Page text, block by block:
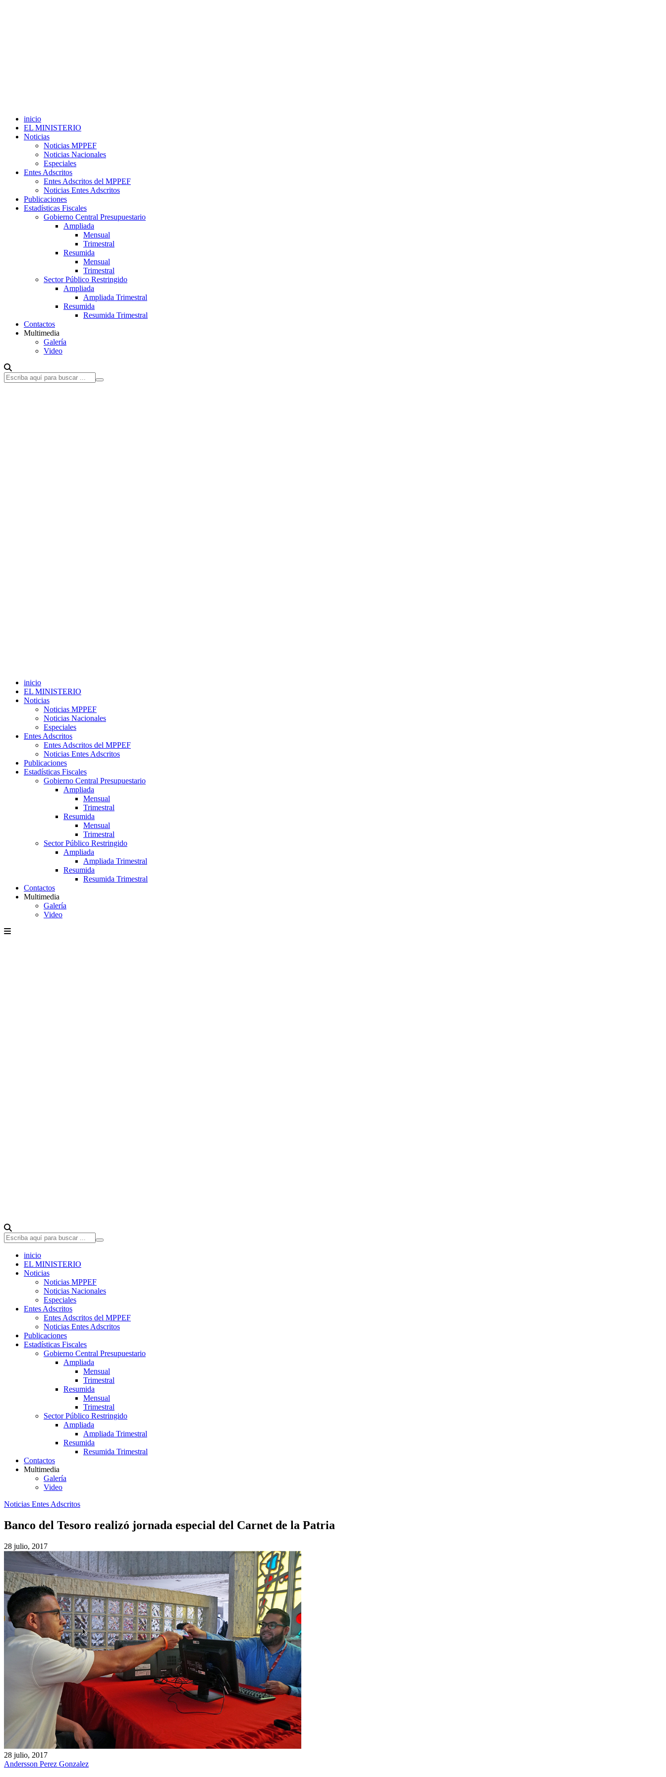
inicio
EL MINISTERIO
Noticias
Noticias MPPEF
Noticias Nacionales
Especiales
Entes Adscritos
Entes Adscritos del MPPEF
Noticias Entes Adscritos
Publicaciones
Estadísticas Fiscales
Gobierno Central Presupuestario
Ampliada
Mensual
Trimestral
Resumida
Mensual
Trimestral
Sector Público Restringido
Ampliada
Ampliada Trimestral
Resumida
Resumida Trimestral
Contactos
Multimedia
Galería
Video
inicio
EL MINISTERIO
Noticias
Noticias MPPEF
Noticias Nacionales
Especiales
Entes Adscritos
Entes Adscritos del MPPEF
Noticias Entes Adscritos
Publicaciones
Estadísticas Fiscales
Gobierno Central Presupuestario
Ampliada
Mensual
Trimestral
Resumida
Mensual
Trimestral
Sector Público Restringido
Ampliada
Ampliada Trimestral
Resumida
Resumida Trimestral
Contactos
Multimedia
Galería
Video
inicio
EL MINISTERIO
Noticias
Noticias MPPEF
Noticias Nacionales
Especiales
Entes Adscritos
Entes Adscritos del MPPEF
Noticias Entes Adscritos
Publicaciones
Estadísticas Fiscales
Gobierno Central Presupuestario
Ampliada
Mensual
Trimestral
Resumida
Mensual
Trimestral
Sector Público Restringido
Ampliada
Ampliada Trimestral
Resumida
Resumida Trimestral
Contactos
Multimedia
Galería
Video
Noticias Entes Adscritos
Banco del Tesoro realizó jornada especial del Carnet de la Patria
28 julio, 2017
28 julio, 2017
Andersson Perez Gonzalez